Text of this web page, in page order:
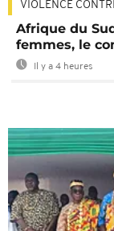
VIOLENCE
Afrique du
femmes, le
Il y a 4 heures